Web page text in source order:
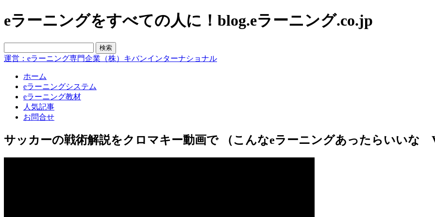
eラーニングをすべての人に！blog.eラーニング.co.jp
運営：eラーニング専門企業（株）キバンインターナショナル
ホーム
eラーニングシステム
eラーニング教材
人気記事
お問合せ
サッカーの戦術解説をクロマキー動画で （こんなeラーニングあったらいいな